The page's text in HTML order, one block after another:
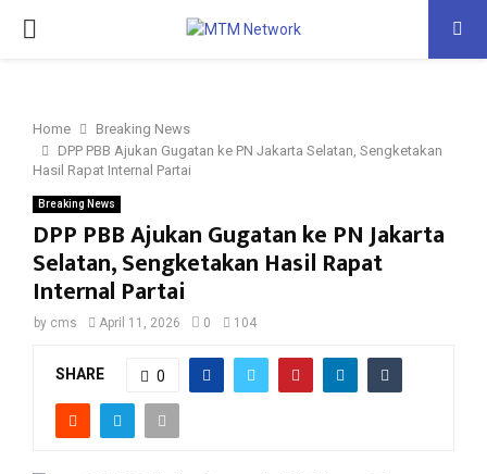
PRIMARY
Home
Breaking News
DPP PBB Ajukan Gugatan ke PN Jakarta Selatan, Sengketakan
Hasil Rapat Internal Partai
Breaking News
DPP PBB Ajukan Gugatan ke PN Jakarta
Selatan, Sengketakan Hasil Rapat
Internal Partai
by cms April 11, 2026 0 104
SHARE 0